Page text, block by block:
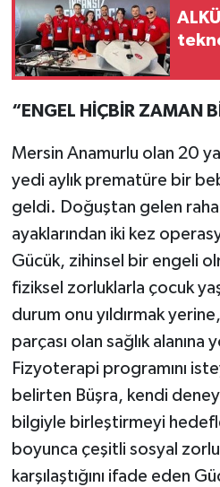
“ENGEL HİÇBİR ZAMAN
Mersin Anamurlu olan 20
yedi aylık prematüre bir
geldi. Doğuştan gelen
ayaklarından iki kez
Gücük, zihinsel bir engeli
fiziksel zorluklarla çocuk
durum onu yıldırmak
parçası olan sağlık alanına
Fizyoterapi programını
belirten Büşra, kendi
bilgiyle birleştirmeyi
boyunca çeşitli sosyal
karşılaştığını ifade eden